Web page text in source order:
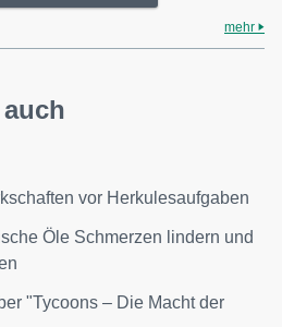
mehr
vor Herkulesaufgaben
Öle Schmerzen lindern und
"Tycoons – Die Macht der